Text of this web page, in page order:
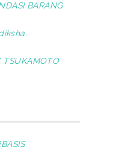
BARANG
TSUKAMOTO